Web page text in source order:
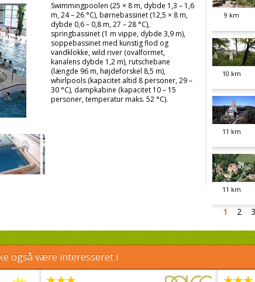
Swimmingpoolen (25 × 8 m, dybde 1,3 – 1,6
m, 24 – 26 °C), børnebassinet (12,5 × 8 m,
dybde 0,6 – 0,8 m, 27 – 28 °C),
springbassinet (1 m vippe, dybde 3,9 m),
soppebassinet med kunstig flod og
vandklokke, wild river (ovalformet,
kanalens dybde 1,2 m), rutschebane
(længde 96 m, højdeforskel 8,5 m),
whirlpools (kapacitet altid 8 personer, 29 –
30 °C), dampkabine (kapacitet 10 – 15
personer, temperatur maks. 52 °C).
1 2 3
9 km
10 km
11 km
11 km
også være interesseret i